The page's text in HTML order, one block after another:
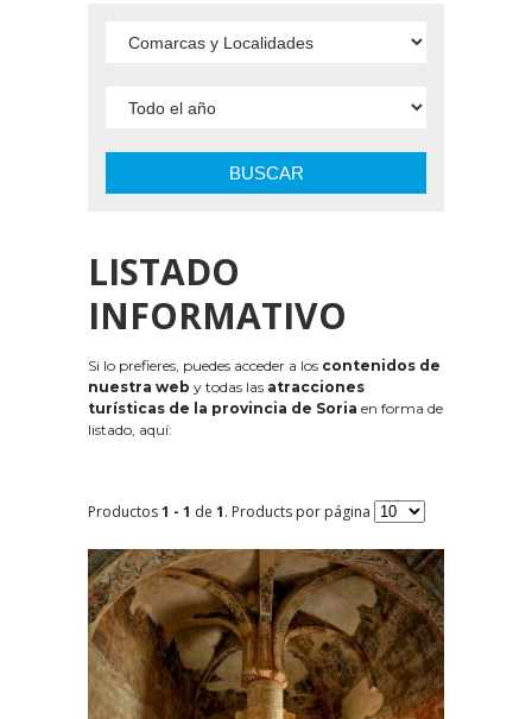
BUSCAR
LISTADO
INFORMATIVO
Si lo prefieres, puedes acceder a los contenidos de
nuestra web y todas las atracciones
turísticas de la provincia de Soria en forma de
listado, aquí:
Productos1 - 1 de 1. Products por página